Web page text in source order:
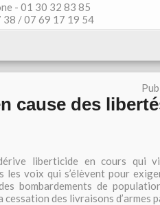
- 01 30 32 83 85
38 / 07 69 17 19 54
cause des
liberticide en cours qui
voix qui s’élèvent pour
bombardements de
des livraisons d’armes